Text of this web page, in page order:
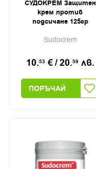
СУДОКРЕМ Защитен
крем против
подсичане 125гр
Sudocrem
10.53 €/20.59 лв.
ПОРЪЧАЙ